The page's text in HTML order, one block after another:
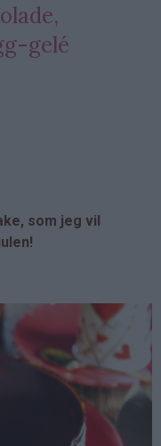
gelé
som jeg vil